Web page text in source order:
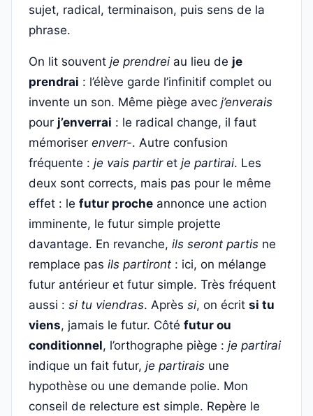
sujet, radical, terminaison, puis sens de la
phrase.
On lit souvent je prendreiau lieu de je
prendrai : l’élève garde l’infinitif complet ou
invente un son. Même piège avec j’enverais
pour j’enverrai : le radical change, il faut
mémoriser enverr-. Autre confusion
fréquente : je vais partiret je partirai. Les
deux sont corrects, mais pas pour le même
effet : le futur proche annonce une action
imminente, le futur simple projette
davantage. En revanche, ils seront partis ne
remplace pas ils partiront : ici, on mélange
futur antérieur et futur simple. Très fréquent
aussi : si tu viendras. Après si, on écrit si tu
viens, jamais le futur. Côté futur ou
conditionnel, l’orthographe piège : je partirai
indique un fait futur, je partirais une
hypothèse ou une demande polie. Mon
conseil de relecture est simple. Repère le